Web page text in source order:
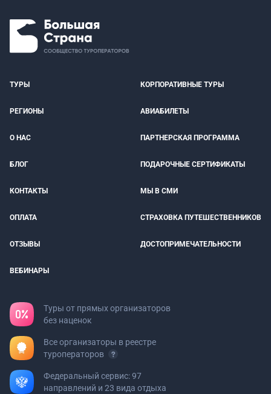
ТУРЫ КОРПОРАТИВНЫЕ ТУРЫ
РЕГИОНЫ АВИАБИЛЕТЫ
О НАС ПАРТНЕРСКАЯ ПРОГРАММА
БЛОГ ПОДАРОЧНЫЕ СЕРТИФИКАТЫ
КОНТАКТЫ МЫ В СМИ
ОПЛАТА СТРАХОВКА ПУТЕШЕСТВЕННИКОВ
ОТЗЫВЫ ДОСТОПРИМЕЧАТЕЛЬНОСТИ
ВЕБИНАРЫ
Туры от прямых организаторов
без наценок
Все организаторы в реестре
туроператоров
Федеральный сервис: 97
направлений и 23 вида отдыха